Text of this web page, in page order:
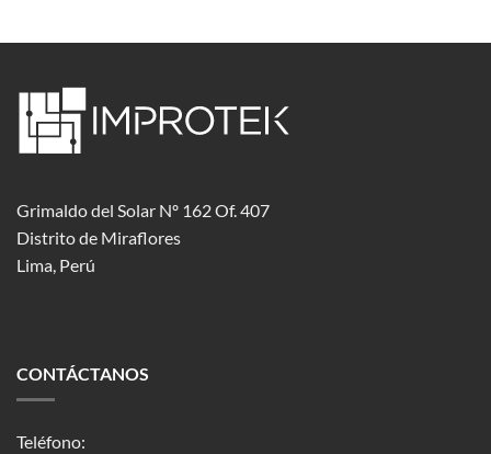
Grimaldo del Solar Nº 162 Of. 407
Distrito de Miraflores
Lima, Perú
CONTÁCTANOS
Teléfono: